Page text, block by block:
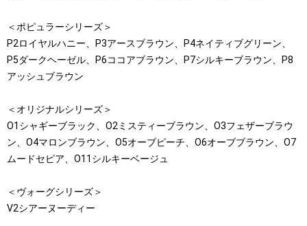
＜ポピュラーシリーズ＞
P2ロイヤルハニー、P3アースブラウン、P4ネイティブグリーン、
P5ダークヘーゼル、P6ココアブラウン、P7シルキーブラウン、P8
アッシュブラウン
＜オリジナルシリーズ＞
O1シャギーブラック、O2ミスティーブラウン、O3フェザーブラウ
ン、O4マロンブラウン、O5オーブピーチ、O6オーブブラウン、O7
ムードセピア、O11シルキーベージュ
＜ヴォーグシリーズ＞
V2シアーヌーディー